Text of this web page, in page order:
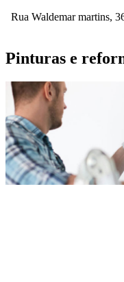
Rua Waldemar martins,
Pinturas e